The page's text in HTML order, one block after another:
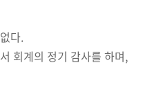
다.
회계의 정기 감사를 하며,